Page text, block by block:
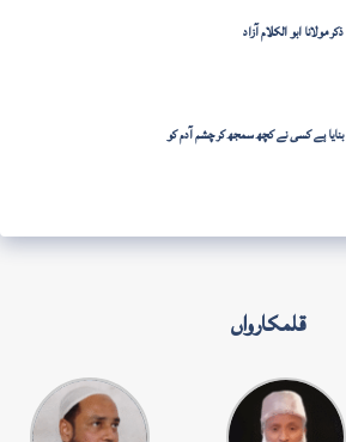
ذکر مولانا ابو الکلام آزاد
بنایا ہے کسی نے کچھ سمجھ کر چشم آدم کو
قلمکارواں